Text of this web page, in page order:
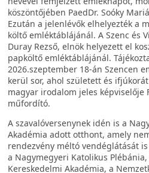
köszöntőjében PaedDr. Soóky
Ezután a jelenlévők elhelyezték a
költő emléktáblájánál. A Szenc és
Duray Rezső, elnök helyezett el
papköltő emléktáblájánál.
2026.szeptember 18-án Szencen
kerül sor, ahol született és
magyar irodalom jeles képviselője
műfordító.
A szavalóversenynek idén is a
Akadémia adott otthont, amely
rendezvény méltó vendéglátását
a Nagymegyeri Katolikus
Kereskedelmi Akadémia, a